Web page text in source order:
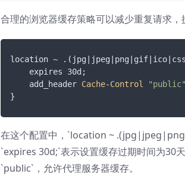
合理的浏览器缓存策略可以减少重复请求
location ~ .(jpg| jpeg |png| gif |ico|
    expires 30d;
    add_header
Cache-Control
}
在这个配置中，`location ~
`expires 30d;`表示设置缓存过期时间为30
`public`，允许代理服务器缓存。